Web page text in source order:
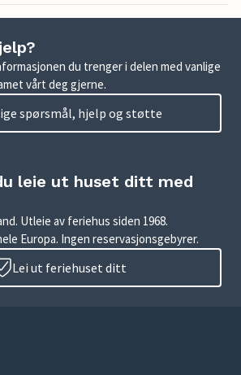
du trenger i delen med vanlige
vårt deg gjerne.
spørsmål, hjelp og støtte
leie ut huset ditt med
Utleie av feriehus siden 1968.
Europa. Ingen reservasjonsgebyrer.
Lei ut feriehuset ditt